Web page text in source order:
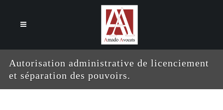
Autorisation administrative de licenciement
et séparation des pouvoirs.